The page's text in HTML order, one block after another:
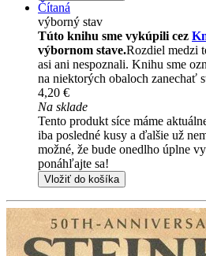
Čítaná
výborný stav
Túto knihu sme vykúpili cez
výbornom stave.Rozdiel medzi
asi ani nespoznali. Knihu sme
na niektorých obaloch zanechať
4,20 €
Na sklade
Tento produkt síce máme
iba posledné kusy a ďalšie už
možné, že bude onedlho úplne
ponáhľajte sa!
Vložiť do košíka